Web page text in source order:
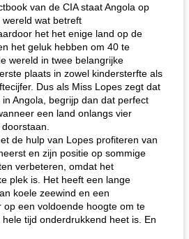
van de CIA staat Angola op
wat betreft
het het enige land op de
het geluk hebben om 40 te
wereld in twee belangrijke
plaats in zowel kindersterfte als
Dus als Miss Lopes zegt dat
Angola, begrijp dan dat perfect
een land onlangs vier
de hulp van Lopes profiteren van
en zijn positie op sommige
verbeteren, omdat het
plek is. Het heeft een lange
koele zeewind en een
op een voldoende hoogte om te
tijd onderdrukkend heet is. En